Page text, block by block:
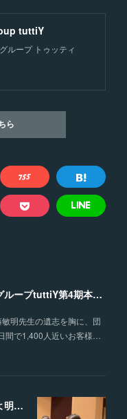
tuttiY
ループ トゥッティ
ら
このたびは、ミュージックシアターグループtuttiY第4期本公演《カルメン》にご来場いただき、誠にありがとうございました。
明先生の遺志を胸に、団
間で1,400人近いお客様…
【両日とも当日券あります！いよいよ明日！土曜日公演のゲネプロを遂行！】